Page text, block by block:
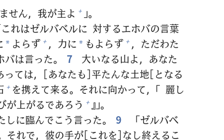
せん， 我が主よ + 」。
これはゼルバベルに 対するエホバの言葉
* よらず + ， 力に * もよらず + ，ただわた
バは言った。 7 大いなる山よ，あなた
っては，[あなたも]平たんな土地[となる
+ を携えて来る。それに向かって，「 麗し
が上がるであろう + 』」。
しに臨んでこう言った。 9
「ゼルバベ
それで， 彼の手が[これを]なし終えるこ